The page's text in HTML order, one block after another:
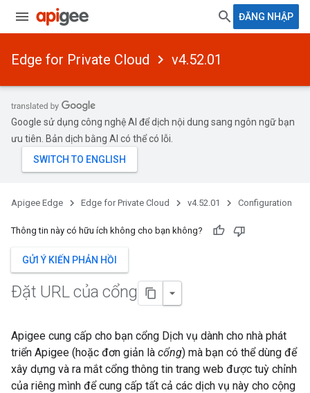
ĐĂNG NHẬP
Edge for Private Cloud v4.52.01
Google sử dụng công nghệ AI để dịch nội dung sang ngôn ngữ bạn
ưu tiên. Bản dịch bằng AI có thể có lỗi.
Apigee Edge Edge for Private Cloud v4.52.01 Configuration
Thông tin này có hữu ích không cho bạn không?
GỬI Ý KIẾN PHẢN HỒI
Đặt URL của cổng
Apigee cung cấp cho bạn cổng Dịch vụ dành cho nhà phát
triển Apigee (hoặc đơn giản là cổng) mà bạn có thể dùng để
xây dựng và ra mắt cổng thông tin trang web được tuỳ chỉnh
của riêng mình để cung cấp tất cả các dịch vụ này cho cộng